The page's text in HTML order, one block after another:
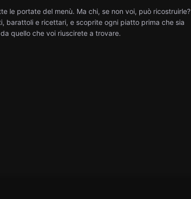
le portate del menù. Ma chi, se non voi, può ricostruirle?
barattoli e ricettari, e scoprite ogni piatto prima che sia
quello che voi riuscirete a trovare.